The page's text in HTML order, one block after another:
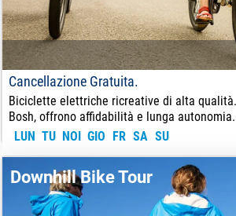
Cancellazione Gratuita.
Biciclette elettriche ricreative di alta
Bosh, offrono affidabilità e lunga autonomia.
LUN TU NOI GIO FR SA SU
DA:18€
Downhill Bike Tour